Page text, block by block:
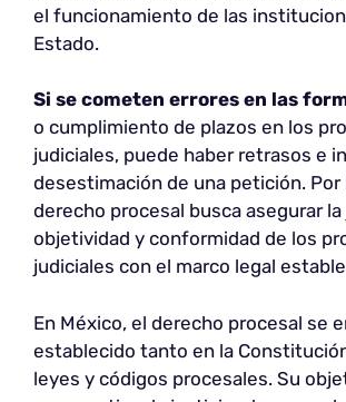
el funcionamiento de las
Estado.
Si se cometen errores en las
o cumplimiento de plazos en los
judiciales, puede haber retrasos e
desestimación de una petición. Por
derecho procesal busca asegurar
objetividad y conformidad de los
judiciales con el marco legal
En México, el derecho procesal se
establecido tanto en la
leyes y códigos procesales. Su